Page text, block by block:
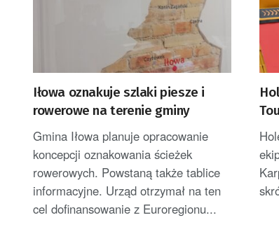
Iłowa oznakuje szlaki piesze i
rowerowe na terenie gminy
Gmina Iłowa planuje opracowanie
koncepcji oznakowania ścieżek
rowerowych. Powstaną także tablice
informacyjne. Urząd otrzymał na ten
cel dofinansowanie z Euroregionu...